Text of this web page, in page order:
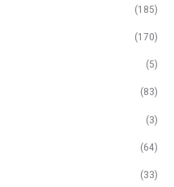
(185)
(170)
(5)
(83)
(3)
(64)
(33)